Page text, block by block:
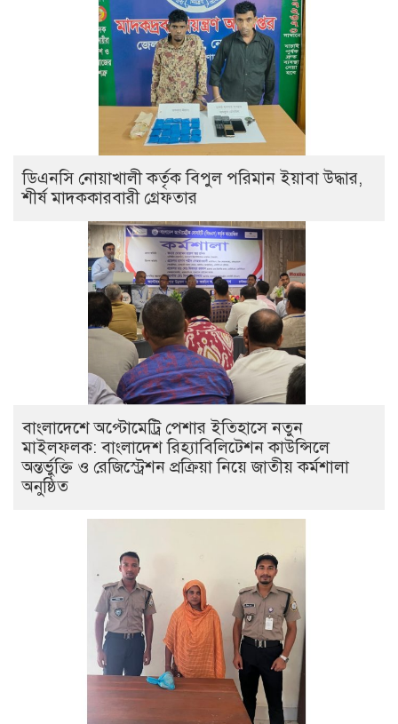
ডিএনসি নোয়াখালী কর্তৃক বিপুল পরিমান ইয়াবা উদ্ধার,
শীর্ষ মাদককারবারী গ্রেফতার
বাংলাদেশে অপ্টোমেট্রি পেশার ইতিহাসে নতুন
মাইলফলক: বাংলাদেশ রিহ্যাবিলিটেশন কাউন্সিলে
অন্তর্ভুক্তি ও রেজিস্ট্রেশন প্রক্রিয়া নিয়ে জাতীয় কর্মশালা
অনুষ্ঠিত